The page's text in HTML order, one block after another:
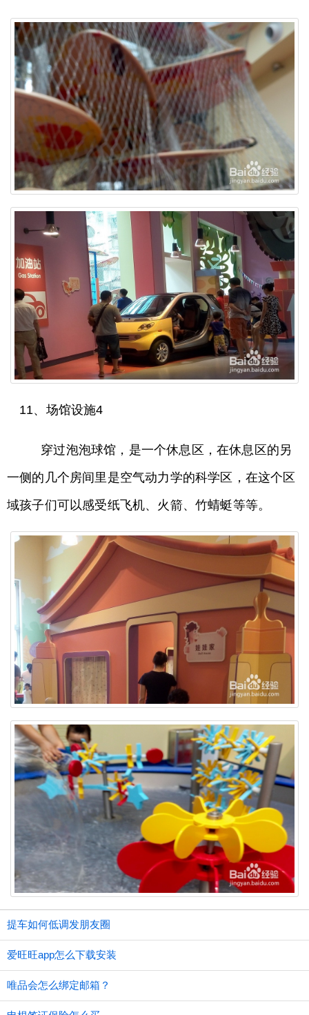
11、场馆设施4
穿过泡泡球馆，是一个休息区，在休息区的另
一侧的几个房间里是空气动力学的科学区，在这个区
域孩子们可以感受纸飞机、火箭、竹蜻蜓等等。
提车如何低调发朋友圈
爱旺旺app怎么下载安装
唯品会怎么绑定邮箱？